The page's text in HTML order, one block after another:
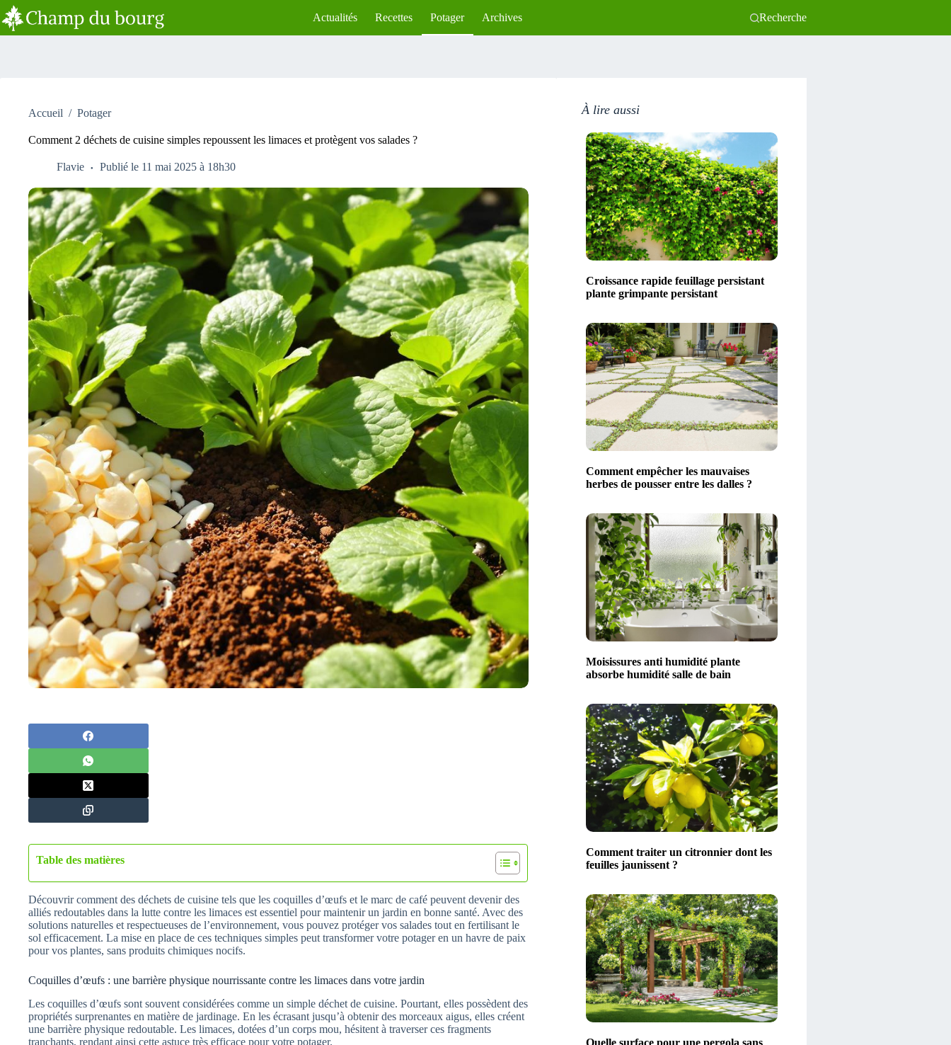
Passer
au
contenu
Actualités Recettes Potager Archives Recherche
Accueil / Potager
Comment 2 déchets de cuisine simples repoussent les limaces et protègent vos salades ?
Flavie Publié le 11 mai 2025 à 18h30
Table des matières
Découvrir comment des déchets de cuisine tels que les coquilles d’œufs et le marc de café peuvent devenir des
alliés redoutables dans la lutte contre les limaces est essentiel pour maintenir un jardin en bonne santé. Avec des
solutions naturelles et respectueuses de l’environnement, vous pouvez protéger vos salades tout en fertilisant le
sol efficacement. La mise en place de ces techniques simples peut transformer votre potager en un havre de paix
pour vos plantes, sans produits chimiques nocifs.
Coquilles d’œufs : une barrière physique nourrissante contre les limaces dans votre jardin
Les coquilles d’œufs sont souvent considérées comme un simple déchet de cuisine. Pourtant, elles possèdent des
propriétés surprenantes en matière de jardinage. En les écrasant jusqu’à obtenir des morceaux aigus, elles créent
une barrière physique redoutable. Les limaces, dotées d’un corps mou, hésitent à traverser ces fragments
tranchants, rendant ainsi cette astuce très efficace pour votre potager.
À lire aussi
Croissance rapide feuillage persistant
plante grimpante persistant
Comment empêcher les mauvaises
herbes de pousser entre les dalles ?
Moisissures anti humidité plante
absorbe humidité salle de bain
Comment traiter un citronnier dont les
feuilles jaunissent ?
Quelle surface pour une pergola sans